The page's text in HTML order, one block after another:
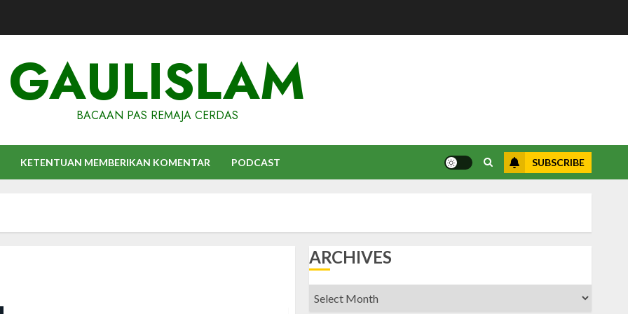
GAULISLAM
BACAAN PAS REMAJA CERDAS
KETENTUAN MEMBERIKAN KOMENTAR PODCAST SUBSCRIBE
ARCHIVES
Archives